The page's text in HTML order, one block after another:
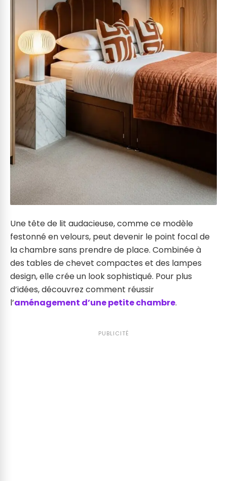
Une tête de lit audacieuse, comme ce modèle
festonné en velours, peut devenir le point focal de
la chambre sans prendre de place. Combinée à
des tables de chevet compactes et des lampes
design, elle crée un look sophistiqué. Pour plus
d’idées, découvrez comment réussir
l’aménagement d’une petite chambre.
PUBLICITÉ